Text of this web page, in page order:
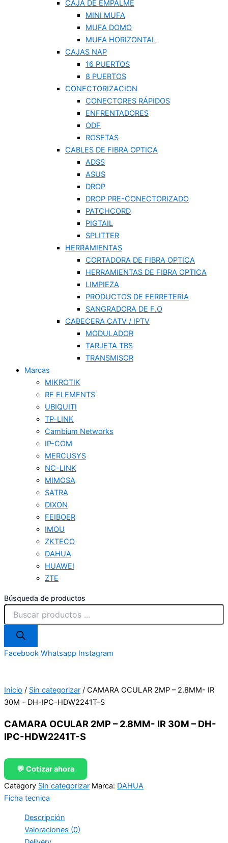
CAJA DE EMPALME
MINI MUFA
MUFA DOMO
MUFA HORIZONTAL
CAJAS NAP
16 PUERTOS
8 PUERTOS
CONECTORIZACION
CONECTORES RÁPIDOS
ENFRENTADORES
ODF
ROSETAS
CABLES DE FIBRA OPTICA
ADSS
ASUS
DROP
DROP PRE-CONECTORIZADO
PATCHCORD
PIGTAIL
SPLITTER
HERRAMIENTAS
CORTADORA DE FIBRA OPTICA
HERRAMIENTAS DE FIBRA OPTICA
LIMPIEZA
PRODUCTOS DE FERRETERIA
SANGRADORA DE F.O
CABECERA CATV / IPTV
MODULADOR
TARJETA TBS
TRANSMISOR
Marcas
MIKROTIK
RF ELEMENTS
UBIQUITI
TP-LINK
Cambium Networks
IP-COM
MERCUSYS
NC-LINK
MIMOSA
SATRA
DIXON
FEIBOER
IMOU
ZKTECO
DAHUA
HUAWEI
ZTE
Búsqueda de productos
Facebook Whatsapp Instagram
Inicio / Sin categorizar / CAMARA OCULAR 2MP – 2.8MM- IR
30M – DH-IPC-HDW2241T-S
CAMARA OCULAR 2MP – 2.8MM- IR 30M – DH-
IPC-HDW2241T-S
💬 Cotizar ahora
Category Sin categorizar Marca: DAHUA
Ficha tecnica
Descripción
Valoraciones (0)